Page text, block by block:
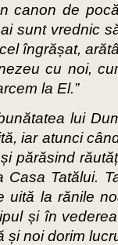
canon de
sunt vrednic
îngrășat,
cu noi,
la El.”
lui
iar atunci
părăsind
Tatălui.
uită la rănile
și în
noi dorim